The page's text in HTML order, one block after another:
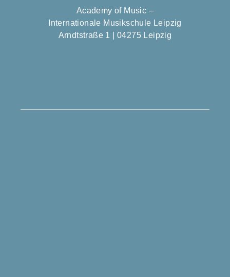
Academy of Music –
Internationale Musikschule Leipzig
Arndtstraße 1 | 04275 Leipzig